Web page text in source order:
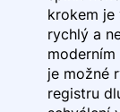
krokem je
rychlý a
je možné
registru